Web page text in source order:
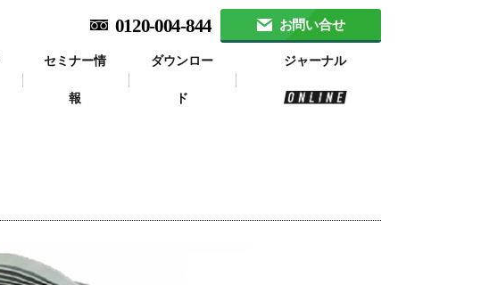
セミナー情
報
ダウンロー
ド
ジャーナル
0120-004-844 お問い合せ